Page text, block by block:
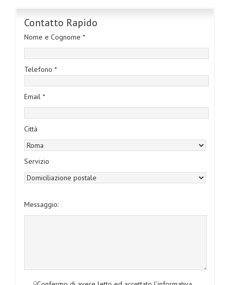
Contatto Rapido
Nome e Cognome *
Telefono *
Email *
Città
Servizio
Messaggio: